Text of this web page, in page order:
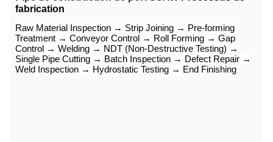
fabrication
Raw Material Inspection → Strip Joining → Pre-forming
Treatment → Conveyor Control → Roll Forming → Gap
Control → Welding → NDT (Non-Destructive Testing) →
Single Pipe Cutting → Batch Inspection → Defect Repair →
Weld Inspection → Hydrostatic Testing → End Finishing